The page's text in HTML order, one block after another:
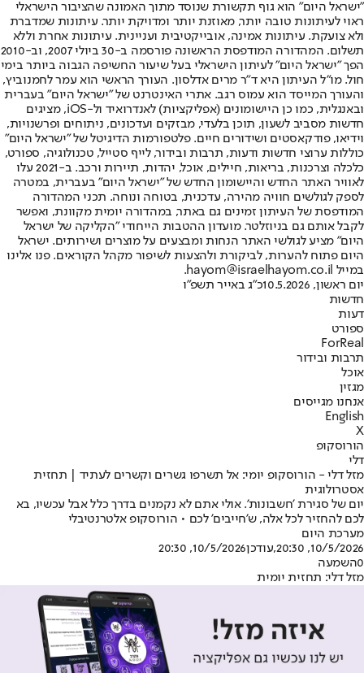
"ישראל היום" הוא גוף תקשורת שנוסד מתוך האמונה שהציבור הישראלי
ראוי לעיתונות טובה יותר, מאוזנת יותר ומדויקת יותר. עיתונות שמדברת
ולא צועקת. עיתונות אמינה, אובייקטיבית ועניינית. עיתונות אחרת וללא
תשלום. המהדורה המודפסת הראשונה פורסמה ב-30 ביולי 2007, וב-2010
הפך "ישראל היום" לעיתון הישראלי בעל שיעור החשיפה הגבוה ביותר בימי
חול. מו"ל העיתון היא ד"ר מרים אדלסון. העורך הראשי הוא עמר לחמנוביץ,
והעורך המייסד הוא עמוס רגב. אתרי האינטרנט של "ישראל היום" בעברית
ובאנגלית, כמו כן היישומונים (אפליקציות) לאנדרואיד ול-iOS, מציגים
חדשות מסביב לשעון, תוכן בלעדי, מבזקים ועדכונים, ניתוחים ופרשנויות,
וידיאו, פודקאסטים ושידורים חיים. פלטפורמות הדיגיטל של "ישראל היום"
כוללות ערוצי חדשות ודעות, תרבות ובידור, לייף סטייל, טכנולוגיה, ספורט,
כלכלה וצרכנות, בריאות, חיילים, אוכל, יהדות, תיירות ורכב. ב-2021 עלו
לאוויר האתר החדש והיישומון החדש של "ישראל היום" בעברית, במטרה
לספק לגולשים חוויה מהירה, עדכנית, בטוחה ונוחה. תכני המהדורה
המודפסת של העיתון זמינים גם באתר, במהדורה יומית מקוונת, ואפשר
לקבל אותם גם בניוזלטר. מועדון ההטבות הייחודי "הקליקה של ישראל
היום" מציע לגולשי האתר הנחות ומבצעים על מוצרים ושירותים. ישראל
היום פתוח להערות, לביקורת ולהצעות לשיפור מקהל הקוראים. פנו אלינו
במייל hayom@israelhayom.co.il.
יום ראשון, 10.5.2026
כ"ג באייר תשפ"ו
חדשות
דעות
ספורט
ForReal
תרבות ובידור
אוכל
מגזין
אנחנו מגייסים
English
X
הורוסקופ
דלי
מזל דלי - הורוסקופ יומי: אל תשרפו גשרים וקשרים לעתיד | תחזית
אסטרולוגית
יום של סגירת 'חשבונות'. אולי אתם לא נקמנים בדרך כלל אבל עכשיו, בא
לכם להחזיר לכל אלה, ש'חייבים' לכם • הורוסקופ אלטרנטיבלי
מערכת היום
10/5/2026, 20:30
,עודכן10/5/2026, 20:30
0השמעה
מזל דלי: תחזית יומית